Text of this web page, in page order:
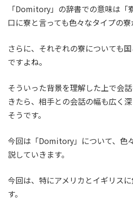
「Domitory」の辞書での意味は「
口に寮と言っても色々なタイプの寮
さらに、それぞれの寮についても
ですよね。
そういった背景を理解した上で会
きたら、相手との会話の幅も広く
そうです。
今回は「Domitory」について、色
説していきます。
今回は、特にアメリカとイギリス
す。